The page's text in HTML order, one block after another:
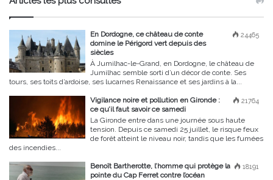
24465
En Dordogne, ce château de conte
domine le Périgord vert depuis des
siècles
À Jumilhac-le-Grand, en Dordogne, le château de
Jumilhac semble sorti d’un décor de conte. Ses
tours, ses toits d’ardoise, ses lucarnes Renaissance et ses jardins à la...
21764
Vigilance noire et pollution en Gironde :
ce qu’il faut savoir ce samedi
La Gironde entre dans une journée sous haute
tension. Depuis ce samedi 25 juillet, le risque feux
de forêt atteint le niveau noir, tandis que les fumées
des incendies...
18191
Benoît Bartherotte, l’homme qui protège la
pointe du Cap Ferret contre l’océan